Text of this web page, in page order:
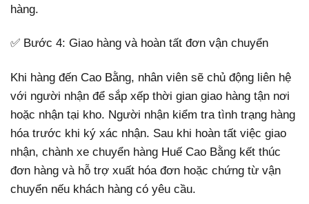
hàng.
✅ Bước 4: Giao hàng và hoàn tất đơn vận chuyển
Khi hàng đến Cao Bằng, nhân viên sẽ chủ động liên hệ
với người nhận để sắp xếp thời gian giao hàng tận nơi
hoặc nhận tại kho. Người nhận kiểm tra tình trạng hàng
hóa trước khi ký xác nhận. Sau khi hoàn tất việc giao
nhận, chành xe chuyển hàng Huế Cao Bằng kết thúc
đơn hàng và hỗ trợ xuất hóa đơn hoặc chứng từ vận
chuyển nếu khách hàng có yêu cầu.